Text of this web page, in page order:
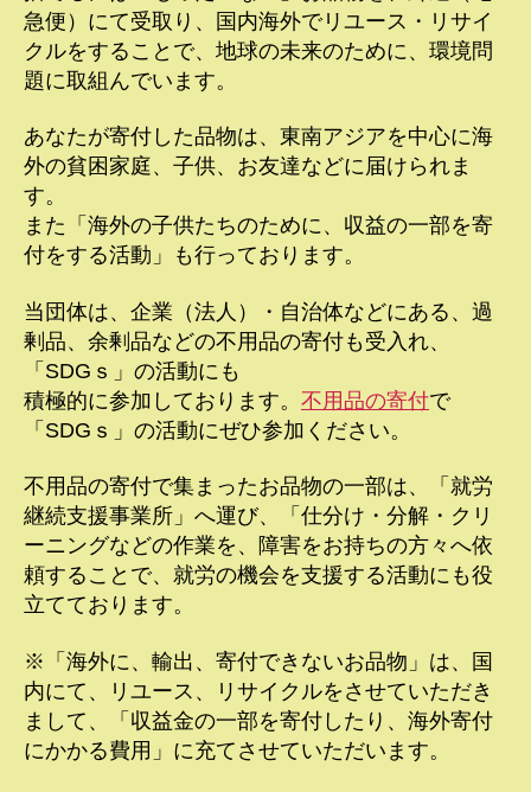
急便）にて受取り、国内海外でリユース・リサイ
クルをすることで、地球の未来のために、環境問
題に取組んでいます。
あなたが寄付した品物は、東南アジアを中心に海
外の貧困家庭、子供、お友達などに届けられま
す。
また「海外の子供たちのために、収益の一部を寄
付をする活動」も行っております。
当団体は、企業（法人）・自治体などにある、過
剰品、余剰品などの不用品の寄付も受入れ、
「SDGｓ」の活動にも
積極的に参加しております。 不用品の寄付で
「SDGｓ」の活動にぜひ参加ください。
不用品の寄付で集まったお品物の一部は、「就労
継続支援事業所」へ運び、「仕分け・分解・クリ
ーニングなどの作業を、障害をお持ちの方々へ依
頼することで、就労の機会を支援する活動にも役
立てております。
※「海外に、輸出、寄付できないお品物」は、国
内にて、リユース、リサイクルをさせていただき
まして、「収益金の一部を寄付したり、海外寄付
にかかる費用」に充てさせていただいます。